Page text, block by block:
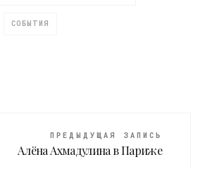
СОБЫТИЯ
ПРЕДЫДУЩАЯ ЗАПИСЬ
Алёна Ахмадулина в Париже